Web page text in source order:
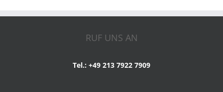
RUF UNS AN
Tel.: +49 213 7922 7909